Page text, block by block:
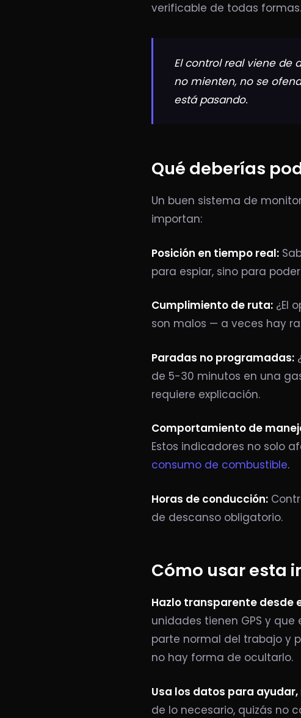
verificable de todas formas.
El control real viene de
no mienten, no se
está pasando.
Qué deberías
Un buen sistema de
importan:
Posición en tiempo real:
para espiar, sino para
Cumplimiento de ruta: ¿El
son malos — a veces hay
Paradas no programadas:
de 5-30 minutos en una
requiere explicación.
Comportamiento de
Estos indicadores no solo
consumo de combustible.
Horas de conducción:
de descanso obligatorio.
Cómo usar esta
Hazlo transparente desde
unidades tienen GPS y
parte normal del trabajo y
no hay forma de ocultarlo.
Usa los datos para
de lo necesario, quizás no